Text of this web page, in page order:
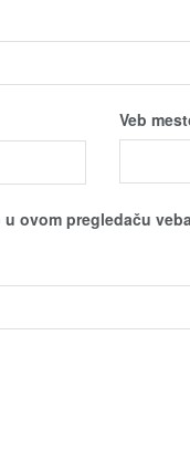
Veb
u ovom pregledaču